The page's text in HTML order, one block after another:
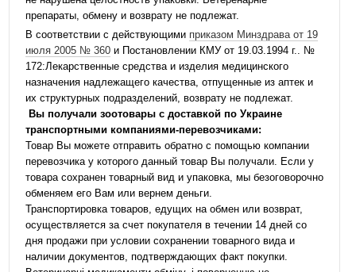
препараты, обмену и возврату не подлежат.
В соответствии с действующими приказом Минздрава от 19
июля 2005 № 360и Постановлении КМУ от 19.03.1994 г.. №
172:Лекарственные средства и изделия медицинского
назначения надлежащего качества, отпущенные из аптек и
их структурных подразделений, возврату не подлежат.
Вы получали зоотовары с доставкой по Украине
транспортными компаниями-перевозчиками:
Товар Вы можете отправить обратно с помощью компании
перевозчика у которого данный товар Вы получали. Если у
товара сохранен товарный вид и упаковка, мы безоговорочно
обменяем его Вам или вернем деньги.
Транспортировка товаров, едущих на обмен или возврат,
осуществляется за счет покупателя в течении 14 дней со
дня продажи при условии сохранении товарного вида и
наличии документов, подтверждающих факт покупки.